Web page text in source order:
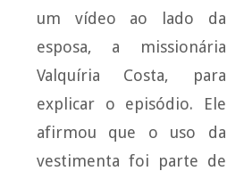
um vídeo ao lado da
esposa, a missionária
Valquíria Costa, para
explicar o episódio. Ele
afirmou que o uso da
vestimenta foi parte de